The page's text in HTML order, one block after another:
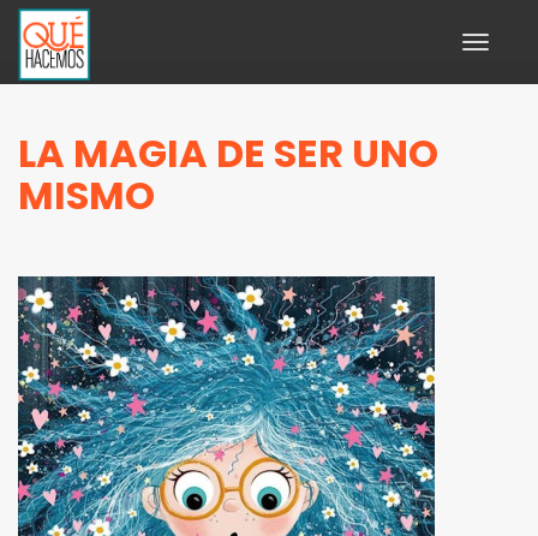
Toggle
LA MAGIA DE SER UNO
MISMO